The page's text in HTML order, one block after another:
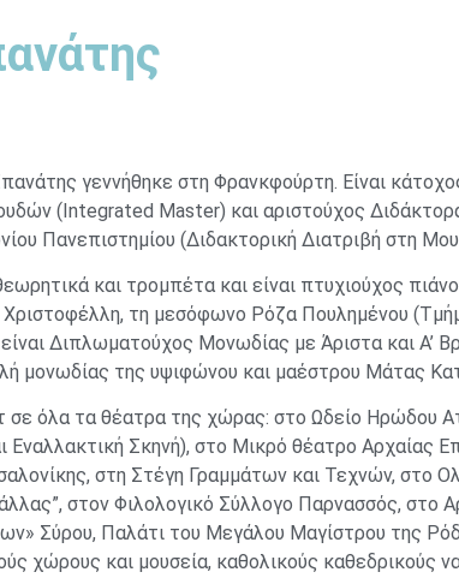
γεννήθηκε στη Φρανκφούρτη. Είναι
(Integrated Master) και αριστούχος
Πανεπιστημίου (Διδακτορική Διατριβή στη
και τρομπέτα και είναι πτυχιούχος
Χριστοφέλλη, τη μεσόφωνο Ρόζα Πουλημένου
είναι Διπλωματούχος Μονωδίας με Άριστα και Α’
μονωδίας της υψιφώνου και μαέστρου Μάτας
σε όλα τα θέατρα της χώρας: στο Ωδείο Ηρώδου
Εναλλακτική Σκηνή), στο Μικρό θέατρο Αρχαίας
στη Στέγη Γραμμάτων και Τεχνών, στο
στον Φιλολογικό Σύλλογο Παρνασσός, στο
Σύρου, Παλάτι του Μεγάλου Μαγίστρου της
χώρους και μουσεία, καθολικούς καθεδρικούς